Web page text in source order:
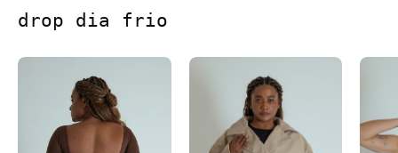
drop dia frio
blusa decote costas manga longa dedinho
casaco trench coat